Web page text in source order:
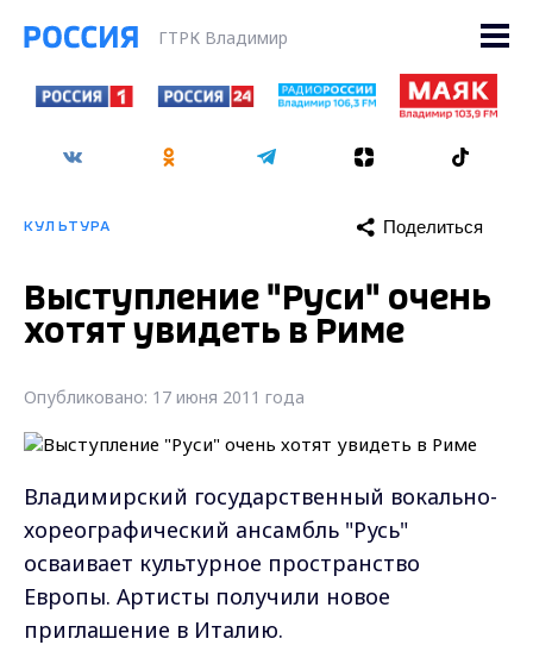
ГТРК Владимир
КУЛЬТУРА Поделиться
Выступление "Руси" очень
хотят увидеть в Риме
Опубликовано: 17 июня 2011 года
Владимирский государственный вокально-
хореографический ансамбль "Русь"
осваивает культурное пространство
Европы. Артисты получили новое
приглашение в Италию.